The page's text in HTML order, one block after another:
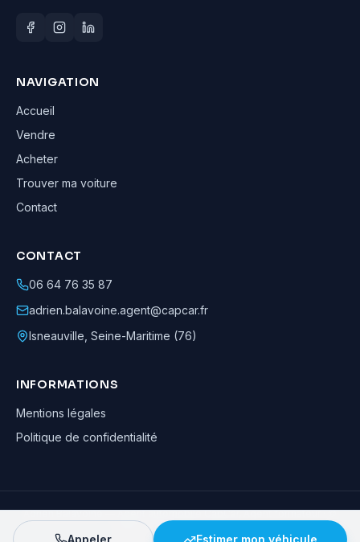
NAVIGATION
Accueil
Vendre
Acheter
Trouver ma voiture
Contact
CONTACT
06 64 76 35 87
adrien.balavoine.agent@capcar.fr
Isneauville Seine-Maritime (76)
INFORMATIONS
Mentions légales
Politique de confidentialité
Adrien Balavoine—Agent automobile CapCar, Agent formateur· ©
· Tous droits réservés
Appeler Estimer mon véhicule